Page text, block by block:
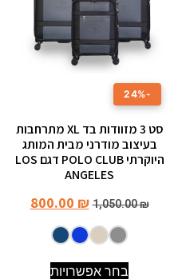
-24%
סט 3 מזוודות בד XL מתרחבות
בעיצוב מודרני מבית המותג
היוקרתי POLO CLUB דגם LOS
ANGELES
1,050.00₪
800.00 ₪
בחר אפשרויות